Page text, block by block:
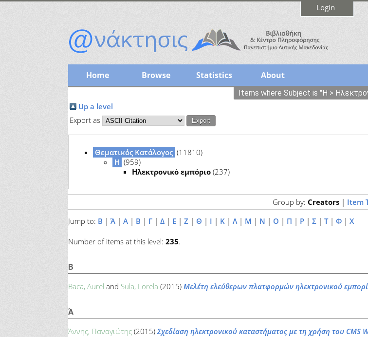
Login
Home Browse Statistics About
Items where Subject is "Η >
Up a level
Export as
Θεματικός Κατάλογος (11810)
Η (959)
Ηλεκτρονικό εμπόριο (237)
Group by: Creators| Item
Jump to: B | Ά | Α | Β | Γ | Δ | Ε | Ζ | Θ | Ι | Κ | Λ| Μ | Ν | Ο | Π | Ρ | Σ | Τ| Φ | Χ
Number of items at this level: 235.
B
Baca, Aurel and Sula, Lorela (2015) Μελέτη ελεύθερων πλατφορμών ηλεκτρονικού
Ά
Άννης, Παναγιώτης (2015)Σχεδίαση ηλεκτρονικού καταστήματος με τη χρήση του CMS